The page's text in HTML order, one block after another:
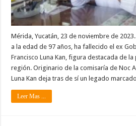
Mérida, Yucatán, 23 de noviembre de
a la edad de 97 años, ha fallecido el ex
Francisco Luna Kan, figura destacada de
región. Originario de la comisaría de Noc
Luna Kan deja tras de sí un legado
Leer Mas ...